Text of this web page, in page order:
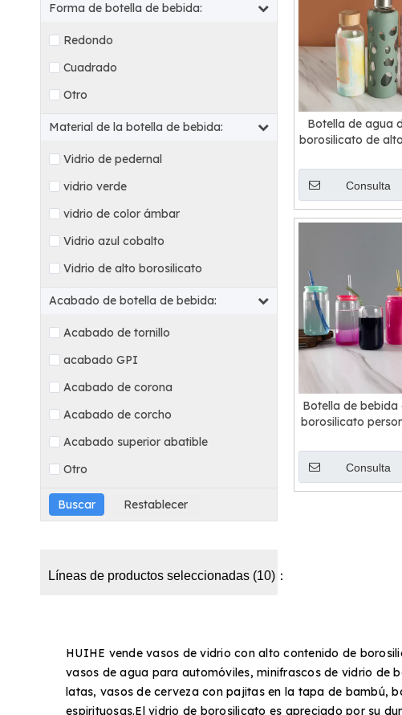
Forma de botella de bebida:
Redondo
Cuadrado
Otro
Material de la botella de bebida:
Vidrio de pedernal
vidrio verde
vidrio de color ámbar
Vidrio azul cobalto
Vidrio de alto borosilicato
Acabado de botella de bebida:
Acabado de tornillo
acabado GPI
Acabado de corona
Acabado de corcho
Acabado superior abatible
Otro
Líneas de productos seleccionadas (10)：
Botella de agua
borosilicato de alto
Consulta
Botella de bebida
borosilicato
Consulta
HUIHE vende vasos de vidrio con alto contenido de
vasos de agua para automóviles, minifrascos de vidrio de
latas, vasos de cerveza con pajitas en la tapa de bambú,
espirituosas.El vidrio de borosilicato es apreciado por su